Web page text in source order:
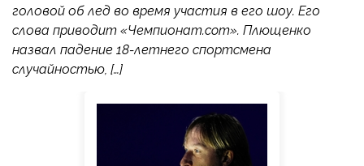
головой об лед во время участия в его шоу. Его
слова приводит «Чемпионат.com». Плющенко
назвал падение 18-летнего спортсмена
случайностью, […]